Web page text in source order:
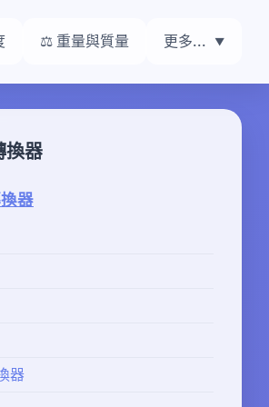
⚖️ 重量與質量 更多...
換器
器
器